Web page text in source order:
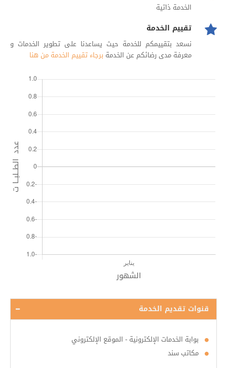
الخدمة ذاتية
تقييم الخدمة
نسعد بتقييمكم للخدمة حيث يساعدنا على تطوير الخدمات و
معرفة مدى رضائكم عن الخدمة برجاء تقييم الخدمة من هنا
قنوات تقديم الخدمة
بوابة الخدمات الإلكترونية - الموقع الإلكتروني
مكاتب سند